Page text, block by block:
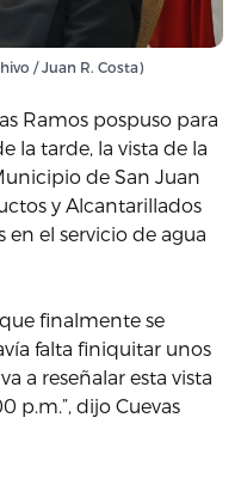
/ Juan R. Costa)
Ramos pospuso para
la tarde, la vista de la
de San Juan
y Alcantarillados
el servicio de agua
finalmente se
falta finiquitar unos
a reseñalar esta vista
p.m.”, dijo Cuevas